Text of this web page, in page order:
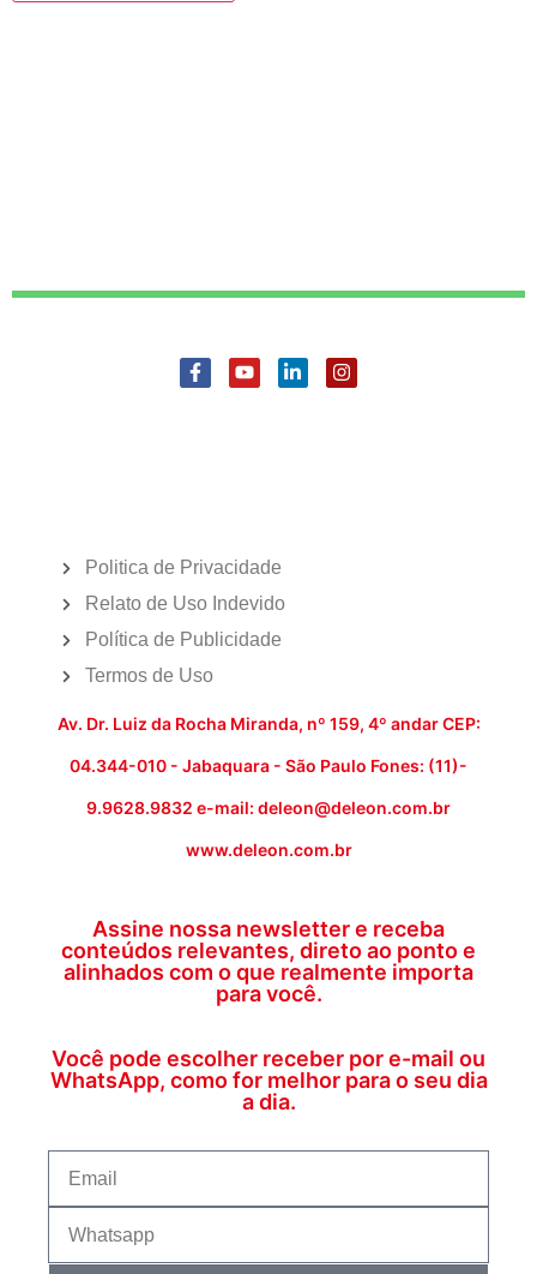
Politica de Privacidade
Relato de Uso Indevido
Política de Publicidade
Termos de Uso
Av. Dr. Luiz da Rocha Miranda, nº 159, 4º andar CEP:
04.344-010 - Jabaquara - São Paulo Fones: (11)-
9.9628.9832 e-mail: deleon@deleon.com.br
www.deleon.com.br
Assine nossa newsletter e receba
conteúdos relevantes, direto ao ponto e
alinhados com o que realmente importa
para você.
Você pode escolher receber por e-mail ou
WhatsApp, como for melhor para o seu dia
a dia.